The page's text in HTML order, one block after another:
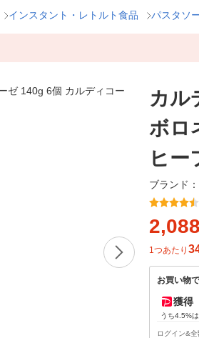
インスタント・レトルト食品 パスタソ
カル
ボロ
ヒー
ブランド：
2,088
1つあたり
お買い物
獲得
うち4.5%は
ログイン&